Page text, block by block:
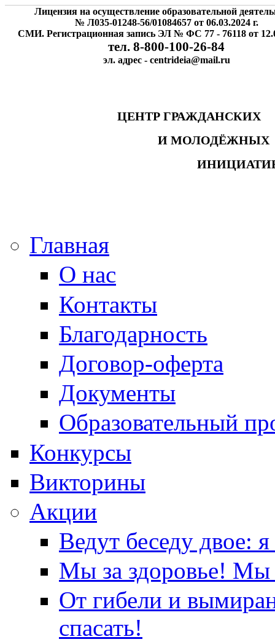
Лицензия на осуществление образовательной
№ Л035-01248-56/01084657 от 06.03.2024 г.
СМИ. Регистрационная запись ЭЛ № ФС 77 - 76118 от
тел. 8-800-100-26-84
эл. адрес - centrideia@mail.ru
ЦЕНТР
И
Главная
О нас
Контакты
Благодарность
Договор-оферта
Документы
Образовательный
Конкурсы
Викторины
Акции
Ведут беседу двое:
Мы за здоровье! Мы
От гибели и
спасать!